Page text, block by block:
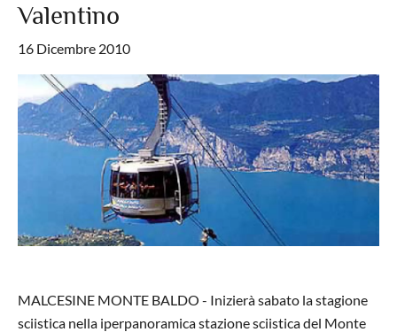
Valentino
16 Dicembre 2010
MALCESINE MONTE BALDO - Inizierà sabato la stagione
sciistica nella iperpanoramica stazione sciistica del Monte